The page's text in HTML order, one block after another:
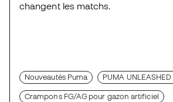
changent les matchs.
Nouveautés Puma PUMA UNLEASHED
Crampons FG/AG pour gazon artificiel